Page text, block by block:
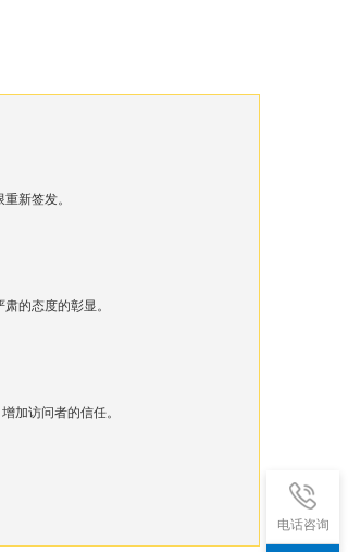
新签发。
的态度的彰显。
加访问者的信任。
电话咨询